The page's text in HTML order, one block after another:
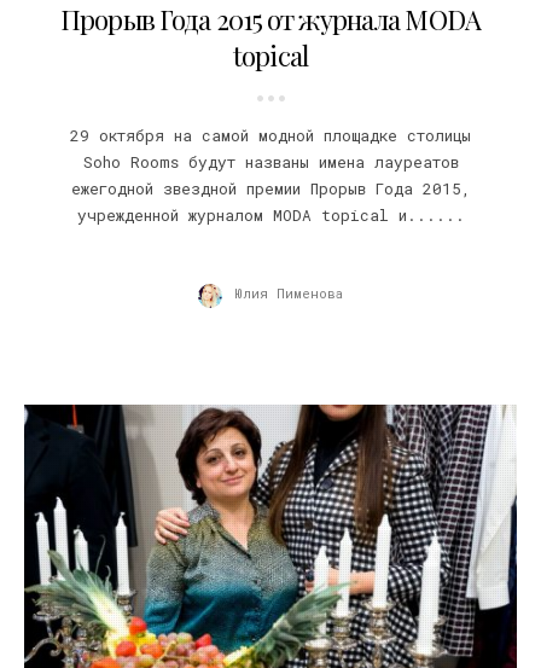
Прорыв Года 2015 от журнала MODA
topical
29 октября на самой модной площадке столицы
Soho Rooms будут названы имена лауреатов
ежегодной звездной премии Прорыв Года 2015,
учрежденной журналом MODA topical и......
Юлия Пименова